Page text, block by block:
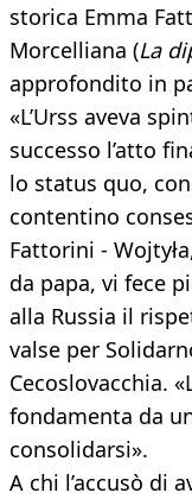
storica Emma
Morcelliana (La
approfondito in
«L’Urss aveva
successo l’atto
lo status quo,
contentino
Fattorini -
da papa, vi fece
alla Russia il
valse per
Cecoslovacchia.
fondamenta da
consolidarsi».
A chi l’accusò di